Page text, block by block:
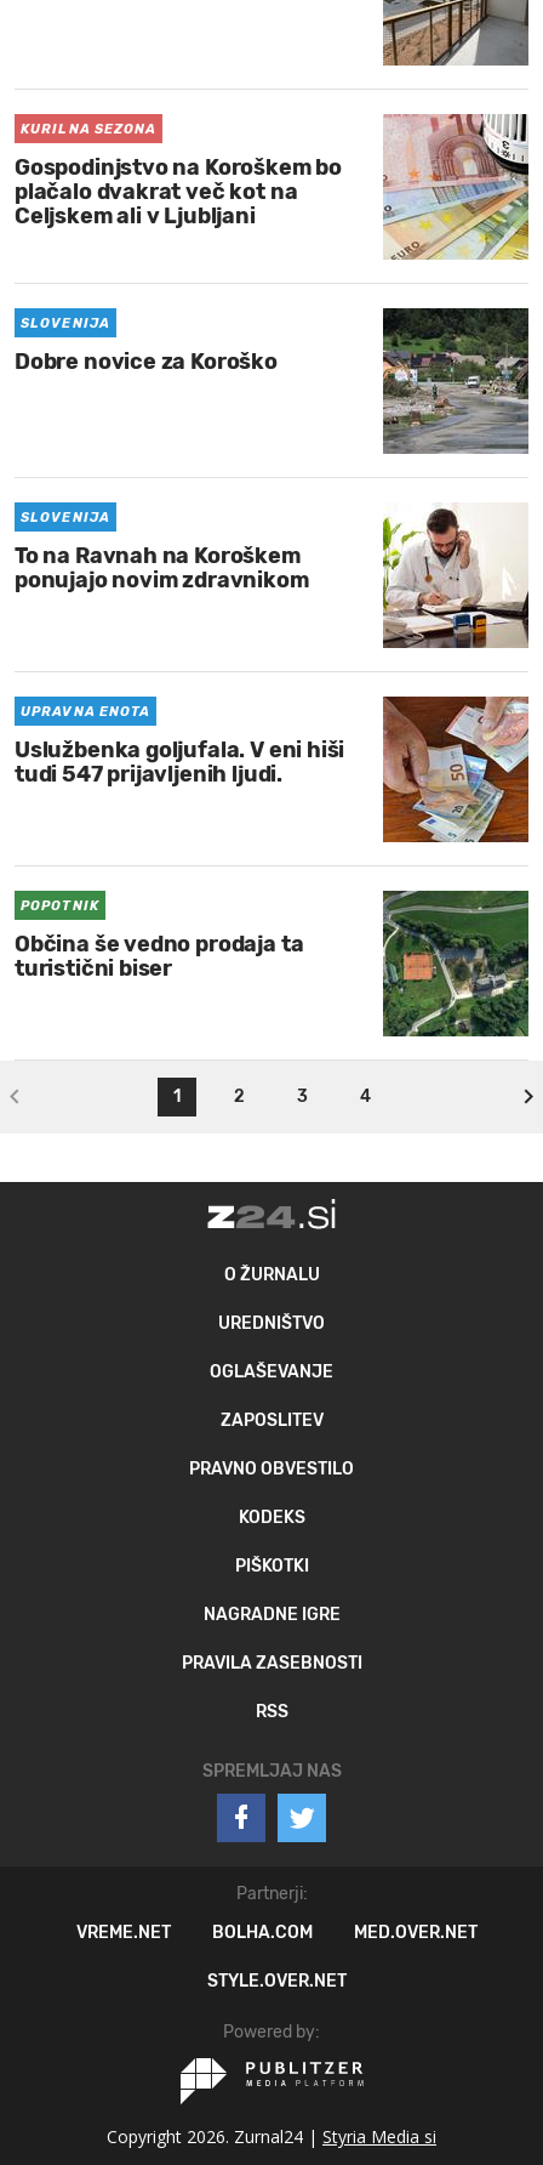
KURILNA SEZONA
Gospodinjstvo na Koroškem bo
plačalo dvakrat več kot na
Celjskem ali v Ljubljani
SLOVENIJA
Dobre novice za Koroško
SLOVENIJA
To na Ravnah na Koroškem
ponujajo novim zdravnikom
UPRAVNA ENOTA
Uslužbenka goljufala. V eni hiši
tudi 547 prijavljenih ljudi.
POPOTNIK
Občina še vedno prodaja ta
turistični biser
1 2 3 4
O ŽURNALU
UREDNIŠTVO
OGLAŠEVANJE
ZAPOSLITEV
PRAVNO OBVESTILO
KODEKS
PIŠKOTKI
NAGRADNE IGRE
PRAVILA ZASEBNOSTI
RSS
SPREMLJAJ NAS
Partnerji:
VREME.NET
BOLHA.COM MED.OVER.NET
STYLE.OVER.NET
Powered by:
Copyright 2026. Zurnal24 | Styria Media si